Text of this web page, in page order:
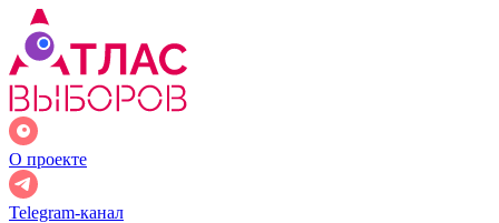
О проекте
Telegram-канал